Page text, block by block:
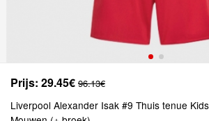
Prijs: 29.45€ 96.13€
Liverpool Alexander Isak #9 Thuis tenue